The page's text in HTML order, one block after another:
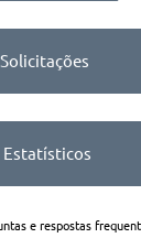
Estatísticos
e respostas